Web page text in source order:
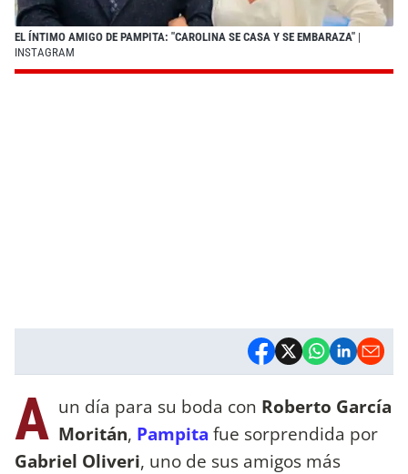
EL ÍNTIMO AMIGO DE PAMPITA: "CAROLINA SE CASA Y SE EMBARAZA" |
INSTAGRAM
A un día para su boda con Roberto García
Moritán, Pampita fue sorprendida por
Gabriel Oliveri, uno de sus amigos más